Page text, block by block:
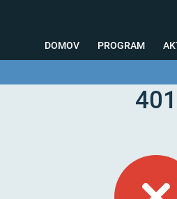
DOMOV PROGRAM
Testiranja
401